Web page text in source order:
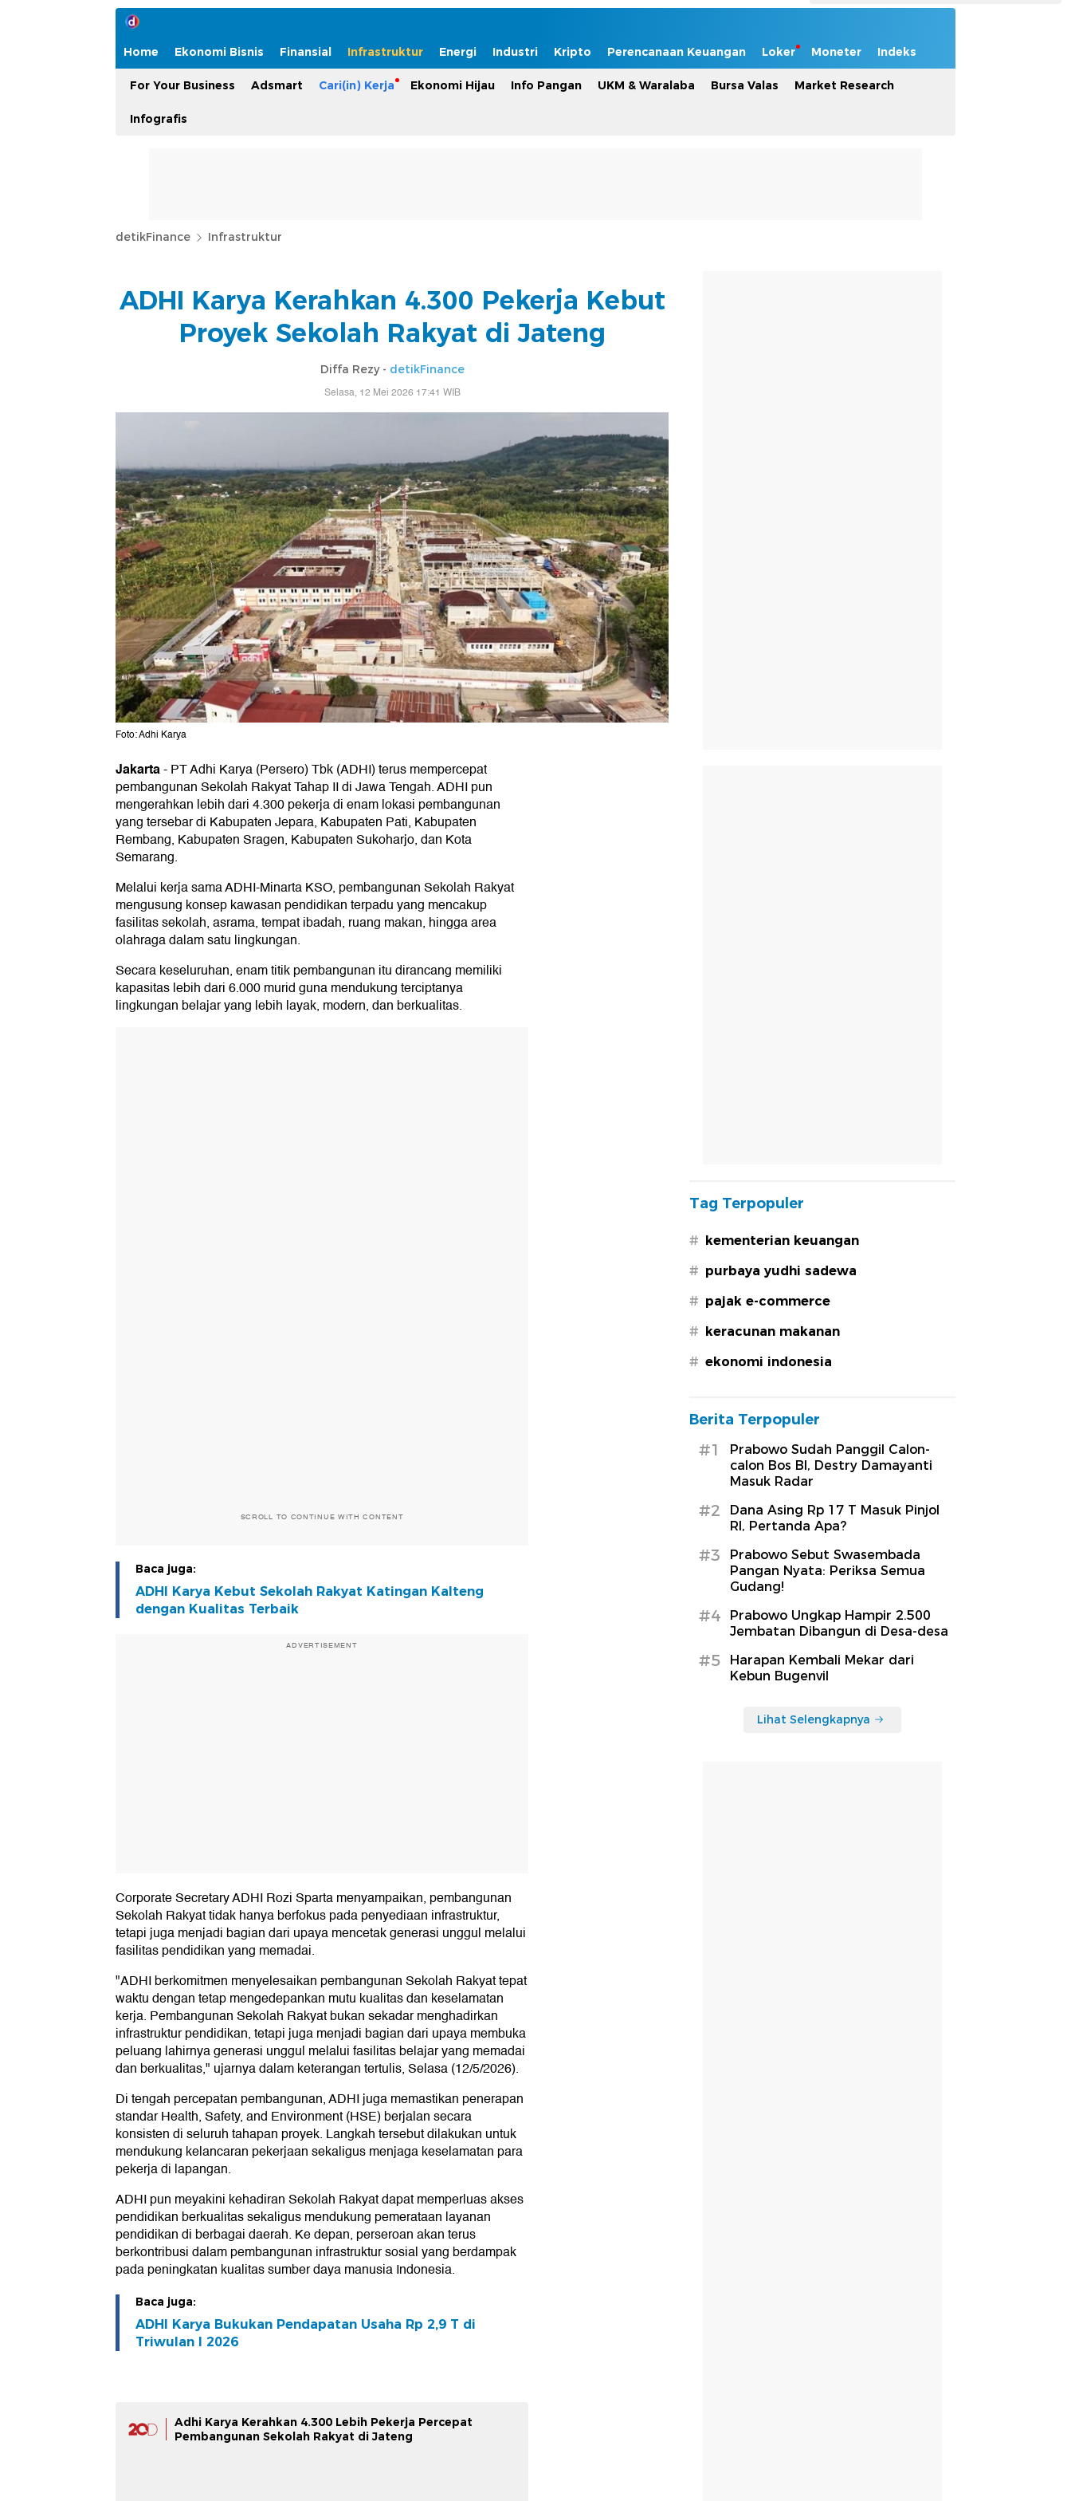
Home Ekonomi Bisnis Finansial Infrastruktur Energi Industri Kripto Perencanaan Keuangan Loker Moneter Indeks
For Your Business Adsmart Cari(in) Kerja Ekonomi Hijau Info Pangan UKM & Waralaba Bursa Valas Market Research
Infografis
detikFinance Infrastruktur
ADHI Karya Kerahkan 4.300 Pekerja Kebut
Proyek Sekolah Rakyat di Jateng
Diffa Rezy - detikFinance
Selasa, 12 Mei 2026 17:41 WIB
Foto: Adhi Karya
Jakarta-PT Adhi Karya (Persero) Tbk (ADHI) terus mempercepat
pembangunan Sekolah Rakyat Tahap II di Jawa Tengah. ADHI pun
mengerahkan lebih dari 4.300 pekerja di enam lokasi pembangunan
yang tersebar di Kabupaten Jepara, Kabupaten Pati, Kabupaten
Rembang, Kabupaten Sragen, Kabupaten Sukoharjo, dan Kota
Semarang.
Melalui kerja sama ADHI-Minarta KSO, pembangunan Sekolah Rakyat
mengusung konsep kawasan pendidikan terpadu yang mencakup
fasilitas sekolah, asrama, tempat ibadah, ruang makan, hingga area
olahraga dalam satu lingkungan.
Secara keseluruhan, enam titik pembangunan itu dirancang memiliki
kapasitas lebih dari 6.000 murid guna mendukung terciptanya
lingkungan belajar yang lebih layak, modern, dan berkualitas.
SCROLL TO CONTINUE WITH CONTENT
Baca juga:
ADHI Karya Kebut Sekolah Rakyat Katingan Kalteng
dengan Kualitas Terbaik
ADVERTISEMENT
Corporate Secretary ADHI Rozi Sparta menyampaikan, pembangunan
Sekolah Rakyat tidak hanya berfokus pada penyediaan infrastruktur,
tetapi juga menjadi bagian dari upaya mencetak generasi unggul melalui
fasilitas pendidikan yang memadai.
"ADHI berkomitmen menyelesaikan pembangunan Sekolah Rakyat tepat
waktu dengan tetap mengedepankan mutu kualitas dan keselamatan
kerja. Pembangunan Sekolah Rakyat bukan sekadar menghadirkan
infrastruktur pendidikan, tetapi juga menjadi bagian dari upaya membuka
peluang lahirnya generasi unggul melalui fasilitas belajar yang memadai
dan berkualitas," ujarnya dalam keterangan tertulis, Selasa (12/5/2026).
Di tengah percepatan pembangunan, ADHI juga memastikan penerapan
standar Health, Safety, and Environment (HSE) berjalan secara
konsisten di seluruh tahapan proyek. Langkah tersebut dilakukan untuk
mendukung kelancaran pekerjaan sekaligus menjaga keselamatan para
pekerja di lapangan.
ADHI pun meyakini kehadiran Sekolah Rakyat dapat memperluas akses
pendidikan berkualitas sekaligus mendukung pemerataan layanan
pendidikan di berbagai daerah. Ke depan, perseroan akan terus
berkontribusi dalam pembangunan infrastruktur sosial yang berdampak
pada peningkatan kualitas sumber daya manusia Indonesia.
Baca juga:
ADHI Karya Bukukan Pendapatan Usaha Rp 2,9 T di
Triwulan I 2026
Adhi Karya Kerahkan 4.300 Lebih Pekerja Percepat
Pembangunan Sekolah Rakyat di Jateng
Tag Terpopuler
# kementerian keuangan
# purbaya yudhi sadewa
# pajak e-commerce
# keracunan makanan
# ekonomi indonesia
Berita Terpopuler
#1
Prabowo Sudah Panggil Calon-
calon Bos BI, Destry Damayanti
Masuk Radar
#2
Dana Asing Rp 17 T Masuk Pinjol
RI, Pertanda Apa?
#3
Prabowo Sebut Swasembada
Pangan Nyata: Periksa Semua
Gudang!
#4
Prabowo Ungkap Hampir 2.500
Jembatan Dibangun di Desa-desa
#5
Harapan Kembali Mekar dari
Kebun Bugenvil
Lihat Selengkapnya